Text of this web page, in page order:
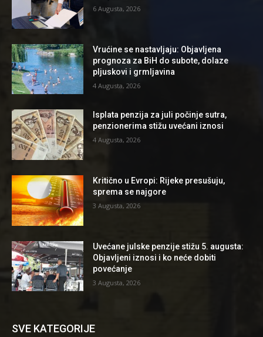
6 Augusta, 2026
Vrućine se nastavljaju: Objavljena
prognoza za BiH do subote, dolaze
pljuskovi i grmljavina
4 Augusta, 2026
Isplata penzija za juli počinje sutra,
penzionerima stižu uvećani iznosi
4 Augusta, 2026
Kritično u Evropi: Rijeke presušuju,
sprema se najgore
3 Augusta, 2026
Uvećane julske penzije stižu 5. augusta:
Objavljeni iznosi i ko neće dobiti
povećanje
3 Augusta, 2026
SVE KATEGORIJE